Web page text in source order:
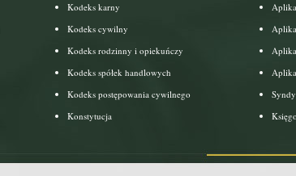
Kodeks karny
Kodeks cywilny
Kodeks rodzinny i opiekuńczy
Kodeks spółek handlowych
Kodeks postępowania cywilnego
Konstytucja